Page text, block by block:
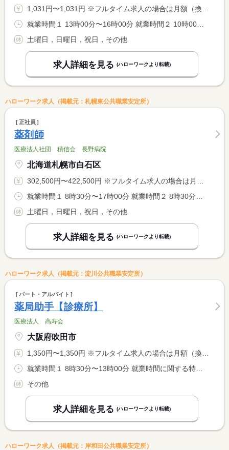
1,031円〜1,031円 ※フルタイム求人の場合は月額（換算額）、パート求人の場合は時間額を表示しています。
土曜日，日曜日，祝日，その他
求人詳細を見る (ハローワークより転載)
ハローワーク求人（掲載元：札幌東公共職業安定所）
正社員
薬剤師
医療法人社団 積信会 長野病院
北海道札幌市白石区
302,500円〜422,500円 ※フルタイム求人の場合は月額（換算額）、パート求人の場合は時間額を表示しています。
土曜日，日曜日，祝日，その他
求人詳細を見る (ハローワークより転載)
ハローワーク求人（掲載元：淀川公共職業安定所）
パート・アルバイト
薬局助手【診療所】
医療法人 高寿会
大阪府吹田市
1,350円〜1,350円 ※フルタイム求人の場合は月額（換算額）、パート求人の場合は時間額を表示しています。
その他
求人詳細を見る (ハローワークより転載)
ハローワーク求人（掲載元：岸和田公共職業安定所）